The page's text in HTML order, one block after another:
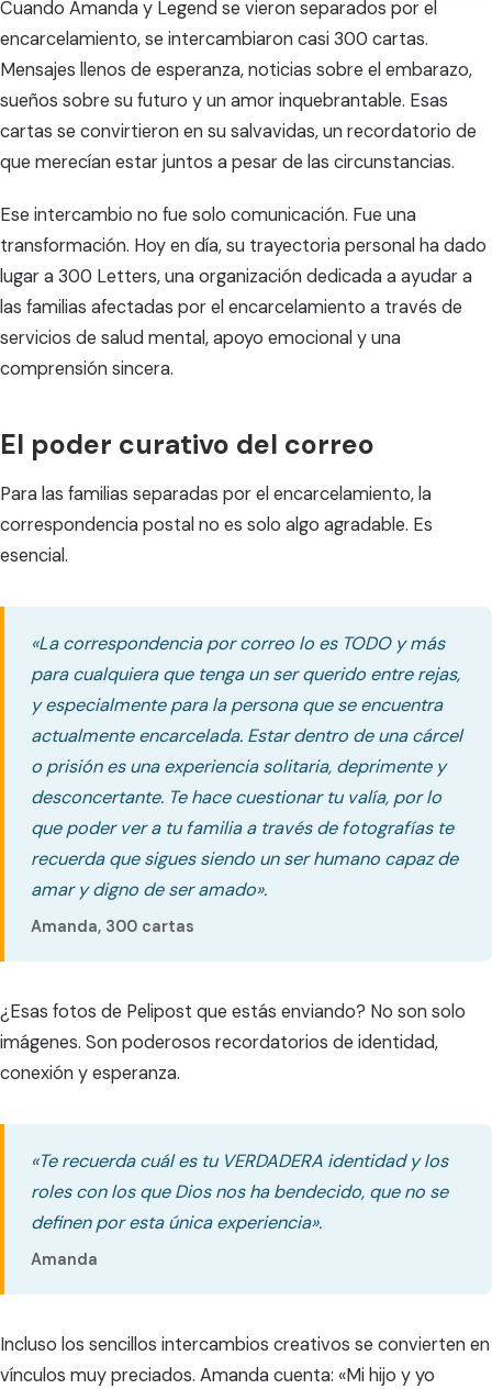
Cuando Amanda y Legend se vieron separados por el
encarcelamiento, se intercambiaron casi 300 cartas.
Mensajes llenos de esperanza, noticias sobre el embarazo,
sueños sobre su futuro y un amor inquebrantable. Esas
cartas se convirtieron en su salvavidas, un recordatorio de
que merecían estar juntos a pesar de las circunstancias.
Ese intercambio no fue solo comunicación. Fue una
transformación. Hoy en día, su trayectoria personal ha dado
lugar a 300 Letters, una organización dedicada a ayudar a
las familias afectadas por el encarcelamiento a través de
servicios de salud mental, apoyo emocional y una
comprensión sincera.
El poder curativo del correo
Para las familias separadas por el encarcelamiento, la
correspondencia postal no es solo algo agradable. Es
esencial.
«La correspondencia por correo lo es TODO y más
para cualquiera que tenga un ser querido entre rejas,
y especialmente para la persona que se encuentra
actualmente encarcelada. Estar dentro de una cárcel
o prisión es una experiencia solitaria, deprimente y
desconcertante. Te hace cuestionar tu valía, por lo
que poder ver a tu familia a través de fotografías te
recuerda que sigues siendo un ser humano capaz de
amar y digno de ser amado».
Amanda, 300 cartas
¿Esas fotos de Pelipost que estás enviando? No son solo
imágenes. Son poderosos recordatorios de identidad,
conexión y esperanza.
«Te recuerda cuál es tu VERDADERA identidad y los
roles con los que Dios nos ha bendecido, que no se
definen por esta única experiencia».
Amanda
Incluso los sencillos intercambios creativos se convierten en
vínculos muy preciados. Amanda cuenta: «Mi hijo y yo